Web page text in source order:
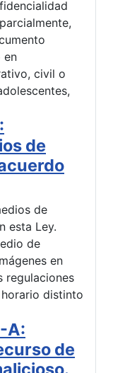
en
civil o
de
de
esta Ley.
de
en
regulaciones
distinto
A:
de